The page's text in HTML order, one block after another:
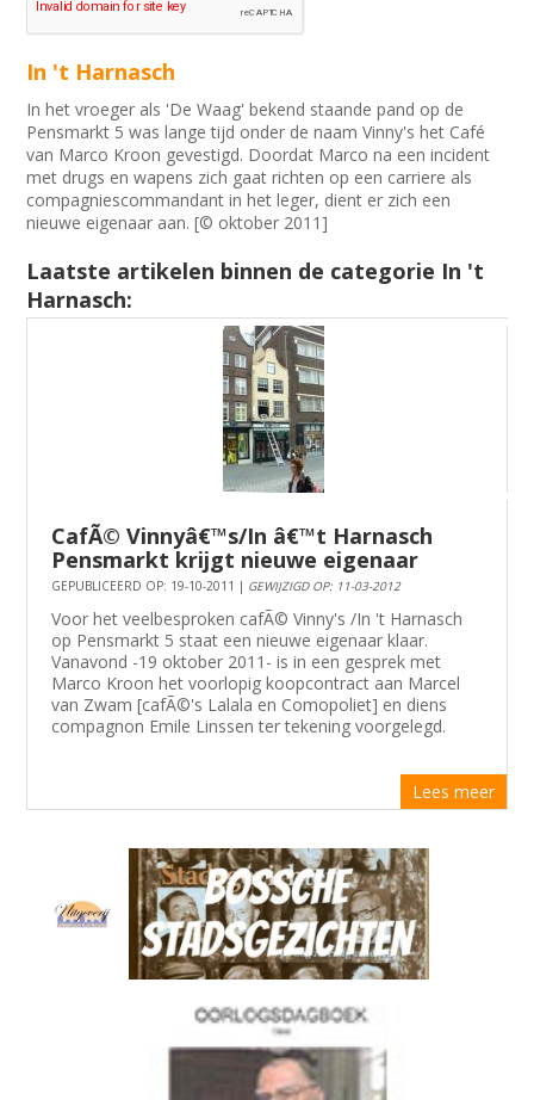
In 't Harnasch
In het vroeger als 'De Waag' bekend staande pand op de
Pensmarkt 5 was lange tijd onder de naam Vinny's het Café
van Marco Kroon gevestigd. Doordat Marco na een incident
met drugs en wapens zich gaat richten op een carriere als
compagniescommandant in het leger, dient er zich een
nieuwe eigenaar aan. [© oktober 2011]
Laatste artikelen binnen de categorie In 't
Harnasch:
CafÃ© Vinnyâ€™s/In â€™t Harnasch
Pensmarkt krijgt nieuwe eigenaar
GEPUBLICEERD OP: 19-10-2011 | GEWIJZIGD OP: 11-03-2012
Voor het veelbesproken cafÃ© Vinny's /In 't Harnasch
op Pensmarkt 5 staat een nieuwe eigenaar klaar.
Vanavond -19 oktober 2011- is in een gesprek met
Marco Kroon het voorlopig koopcontract aan Marcel
van Zwam [cafÃ©'s Lalala en Comopoliet] en diens
compagnon Emile Linssen ter tekening voorgelegd.
Lees meer